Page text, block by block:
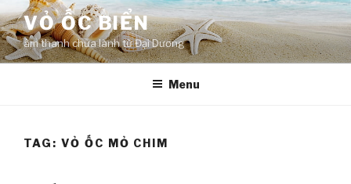
Skip
to
content
VỎ ỐC BIỂN
âm thanh chữa lành từ Đại Dương
Menu
TAG: VỎ ỐC MỎ CHIM